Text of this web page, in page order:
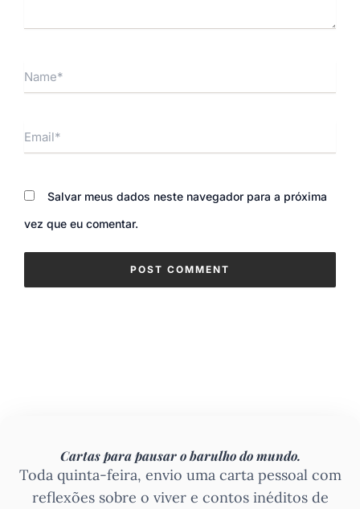
Salvar meus dados neste navegador para a próxima
vez que eu comentar.
Cartas para pausar o barulho do mundo.
Toda quinta-feira, envio uma carta pessoal com
reflexões sobre o viver e contos inéditos de